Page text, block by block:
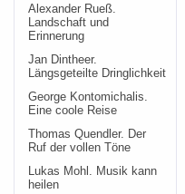
Alexander Rueß.
Landschaft und
Erinnerung
Jan Dintheer.
Längsgeteilte Dringlichkeit
George Kontomichalis.
Eine coole Reise
Thomas Quendler. Der
Ruf der vollen Töne
Lukas Mohl. Musik kann
heilen